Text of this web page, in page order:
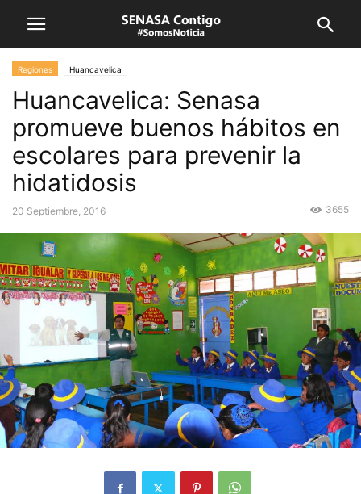
Regiones Huancavelica
Huancavelica: Senasa
promueve buenos hábitos en
escolares para prevenir la
hidatidosis
20 Septiembre, 2016 3655